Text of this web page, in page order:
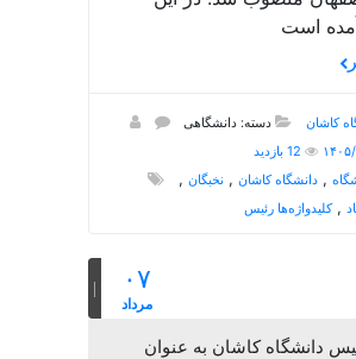
کاشان
دسته: دانشگاهی
,دانشگاه کاشان , نخبگان ,
,کلیدواژه‌ها رئیس
۰۷
مرداد
دانشگاه کاشان به عنوان